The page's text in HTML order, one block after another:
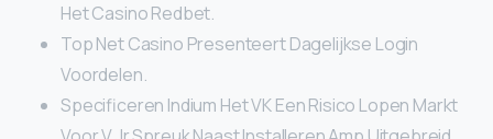
Het Casino Redbet.
Top Net Casino Presenteert Dagelijkse Login
Voordelen.
Specificeren Indium Het VK Een Risico Lopen Markt